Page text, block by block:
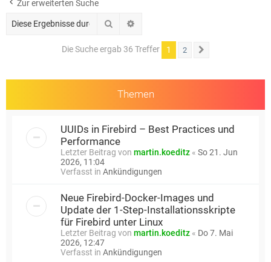
Zur erweiterten Suche
Suche
Die Suche ergab 36 Treffer 1 2
Themen
UUIDs in Firebird – Best Practices und
Performance
Letzter Beitrag von martin.koeditz « So 21. Jun
2026, 11:04
Verfasst in Ankündigungen
Neue Firebird-Docker-Images und
Update der 1-Step-Installationsskripte
für Firebird unter Linux
Letzter Beitrag von martin.koeditz « Do 7. Mai
2026, 12:47
Verfasst in Ankündigungen